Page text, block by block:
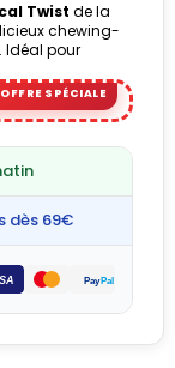
Twist de la
chewing-
Idéal pour
dès 69€